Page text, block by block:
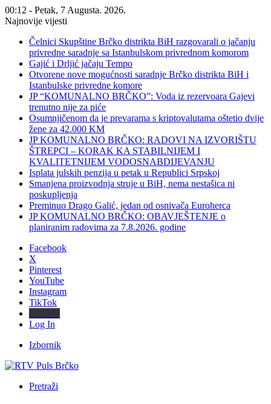
00:12 - Petak, 7 Augusta. 2026.
Najnovije vijesti
Čelnici Skupštine Brčko distrikta BiH razgovarali o jačanju
privredne saradnje sa Istanbulskom privrednom komorom
Gajić i Drljić jačaju Tempo
Otvorene nove mogućnosti saradnje Brčko distrikta BiH i
Istanbulske privredne komore
JP “KOMUNALNO BRČKO”: Voda iz rezervoara Gajevi
trenutno nije za piće
Osumnjičenom da je prevarama s kriptovalutama oštetio dvije
žene za 42.000 KM
JP KOMUNALNO BRČKO: RADOVI NA IZVORIŠTU
ŠTREPCI – KORAK KA STABILNIJEM I
KVALITETNIJEM VODOSNABDIJEVANJU
Isplata julskih penzija u petak u Republici Srpskoj
Smanjena proizvodnja struje u BiH, nema nestašica ni
poskupljenja
Preminuo Drago Galić, jedan od osnivača Euroherca
JP KOMUNALNO BRČKO: OBAVJEŠTENJE o
planiranim radovima za 7.8.2026. godine
Facebook
X
Pinterest
YouTube
Instagram
TikTok
Log In
Izbornik
Pretraži